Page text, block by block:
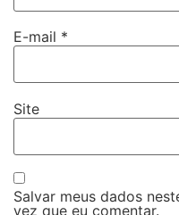
E-mail *
Site
Salvar meus dados
vez que eu comentar.